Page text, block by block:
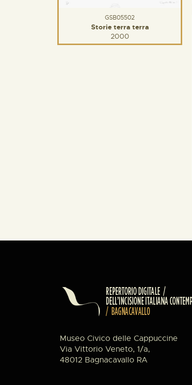
GSB05502
Storie terra terra
2000
Museo Civico delle Cappuccine
Via Vittorio Veneto, 1/a,
48012 Bagnacavallo RA